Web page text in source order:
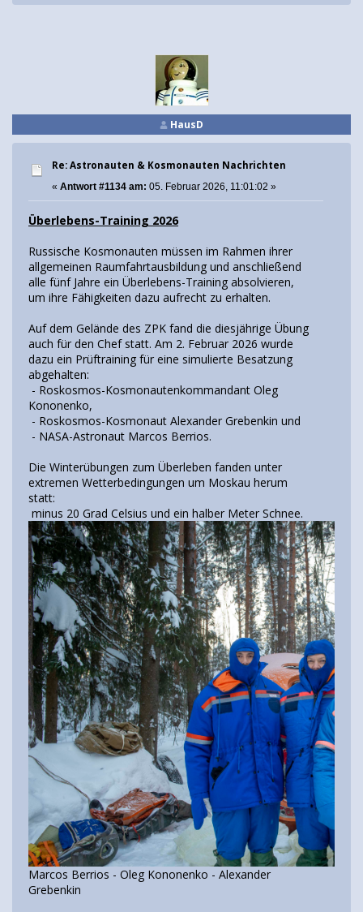
HausD
Re: Astronauten & Kosmonauten Nachrichten
« Antwort #1134 am: 05. Februar 2026, 11:01:02 »
Überlebens-Training 2026
Russische Kosmonauten müssen im Rahmen ihrer
allgemeinen Raumfahrtausbildung und anschließend
alle fünf Jahre ein Überlebens-Training absolvieren,
um ihre Fähigkeiten dazu aufrecht zu erhalten.
Auf dem Gelände des ZPK fand die diesjährige Übung
auch für den Chef statt. Am 2. Februar 2026 wurde
dazu ein Prüftraining für eine simulierte Besatzung
abgehalten:
- Roskosmos-Kosmonautenkommandant Oleg
Kononenko,
- Roskosmos-Kosmonaut Alexander Grebenkin und
- NASA-Astronaut Marcos Berrios.
Die Winterübungen zum Überleben fanden unter
extremen Wetterbedingungen um Moskau herum
statt:
minus 20 Grad Celsius und ein halber Meter Schnee.
Marcos Berrios - Oleg Kononenko - Alexander
Grebenkin